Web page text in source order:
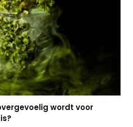
wordt voor